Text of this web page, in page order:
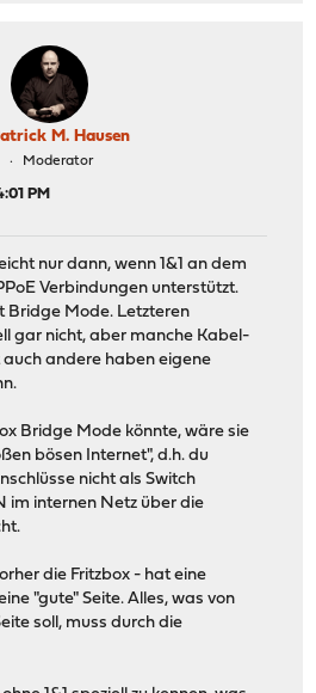
M. Hausen
Moderator
PM
nur dann, wenn 1&1 an dem
Verbindungen unterstützt.
Bridge Mode. Letzteren
gar nicht, aber manche Kabel-
auch andere haben eigene
Bridge Mode könnte, wäre sie
bösen Internet", d.h. du
nicht als Switch
im internen Netz über die
die Fritzbox - hat eine
"gute" Seite. Alles, was von
soll, muss durch die